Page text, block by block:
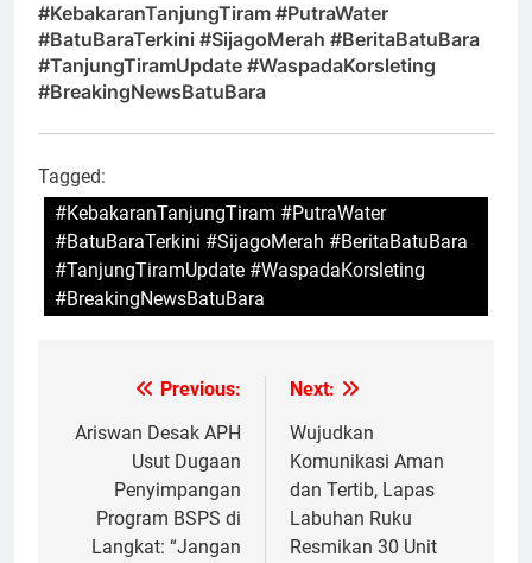
#KebakaranTanjungTiram #PutraWater
#BatuBaraTerkini #SijagoMerah #BeritaBatuBara
#TanjungTiramUpdate #WaspadaKorsleting
#BreakingNewsBatuBara
Tagged:
#KebakaranTanjungTiram #PutraWater
#BatuBaraTerkini #SijagoMerah #BeritaBatuBara
#TanjungTiramUpdate #WaspadaKorsleting
#BreakingNewsBatuBara
Navigasi
pos
Previous:
Ariswan Desak APH
Usut Dugaan
Penyimpangan
Program BSPS di
Langkat: “Jangan
Next:
Wujudkan
Komunikasi Aman
dan Tertib, Lapas
Labuhan Ruku
Resmikan 30 Unit